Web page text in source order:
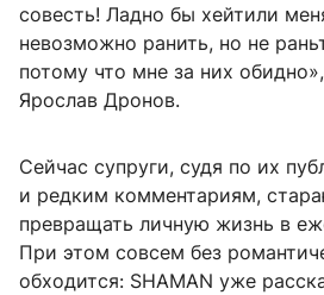
совесть! Ладно бы хейтили
невозможно ранить, но не
потому что мне за них
Ярослав Дронов.
Сейчас супруги, судя по их
и редким комментариям,
превращать личную жизнь в
При этом совсем без
обходится: SHAMAN уже